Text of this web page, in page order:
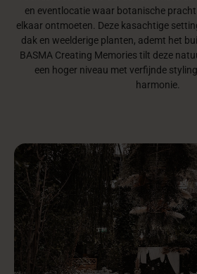
Over BASMA
Contact
en eventlocatie waar botanische
elkaar ontmoeten. Deze kasachtige
dak en weelderige planten, ademt het
BASMA Creating Memories tilt deze
een hoger niveau met verfijnde
harmonie.